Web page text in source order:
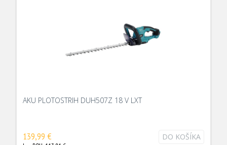
AKU PLOTOSTRIH DUH507Z 18 V LXT
139,99 € DO KOŠÍKA